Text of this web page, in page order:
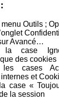
Outils ;
Avancé…
la case
des cookies
les cases
et
case «
la session